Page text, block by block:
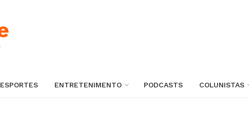
ESPORTES ENTRETENIMENTO PODCASTS COLUNISTAS